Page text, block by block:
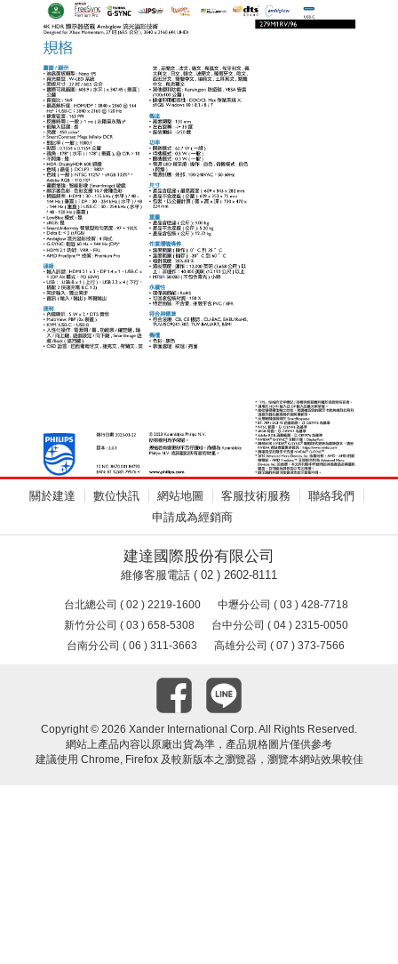
關於建達 數位快訊 網站地圖 客服技術服務
聯絡我們
申請成為經銷商
建達國際股份有限公司
維修客服電話 ( 02 ) 2602-8111
台北總公司 ( 02 ) 2219-1600
中壢分公司 ( 03 ) 428-7718
新竹分公司 ( 03 ) 658-5308
台中分公司 ( 04 ) 2315-0050
台南分公司 ( 06 ) 311-3663
高雄分公司 ( 07 ) 373-7566
Copyright © 2026 Xander International Corp. All Rights Reserved.
網站上產品內容以原廠出貨為準，產品規格圖片僅供參考
建議使用 Chrome, Firefox 及較新版本之瀏覽器，瀏覽本網站效果較佳